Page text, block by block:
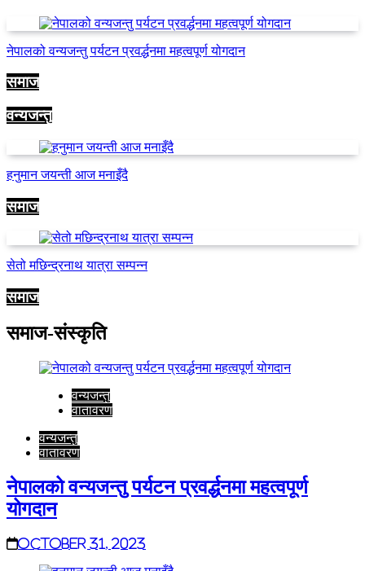
नेपालको वन्यजन्तु पर्यटन प्रवर्द्धनमा महत्वपूर्ण योगदान
समाज
वन्यजन्तु
हनुमान जयन्ती आज मनाइँदै
समाज
सेतो मछिन्द्रनाथ यात्रा सम्पन्न
समाज
समाज-संस्कृति
वन्यजन्तु
वातावरण
वन्यजन्तु
वातावरण
नेपालको वन्यजन्तु पर्यटन प्रवर्द्धनमा महत्वपूर्ण
योगदान
October 31, 2023